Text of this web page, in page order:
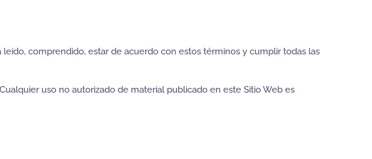
comprendido, estar de acuerdo con estos términos y cumplir todas las
uso no autorizado de material publicado en este Sitio Web es